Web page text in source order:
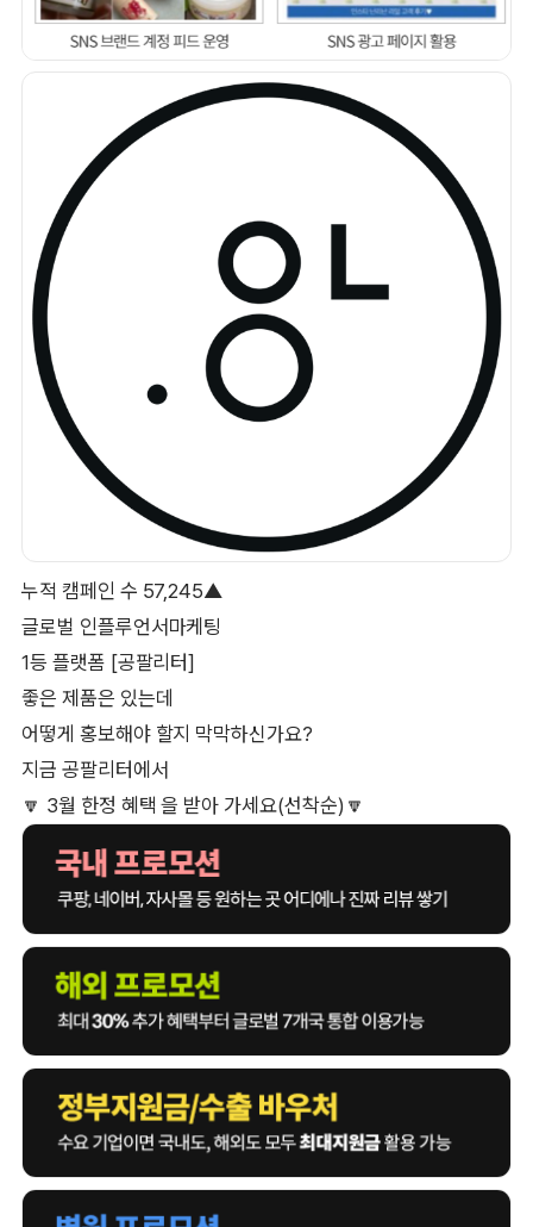
누적 캠페인 수 57,245▲
글로벌 인플루언서마케팅
1등 플랫폼 [공팔리터]
좋은 제품은 있는데
어떻게 홍보해야 할지 막막하신가요?
지금 공팔리터에서
🔽 3월 한정 혜택 을 받아 가세요(선착순)🔽